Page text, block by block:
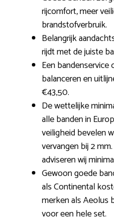
rijcomfort, meer
brandstofverbruik.
Belangrijk
rijdt met de juiste
Een
balanceren en
€43,50.
De wettelijke
alle banden in
veiligheid bevelen
vervangen bij 2
adviseren wij
Gewoon goede
als Continental
merken als Aeolus
voor een hele set.